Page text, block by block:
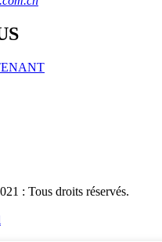
: Tous droits réservés.